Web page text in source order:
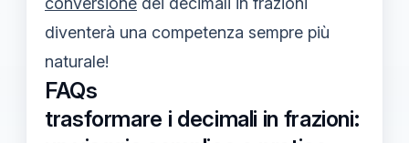
diventerà una competenza sempre più
naturale!
FAQs
trasformare i decimali in frazioni: